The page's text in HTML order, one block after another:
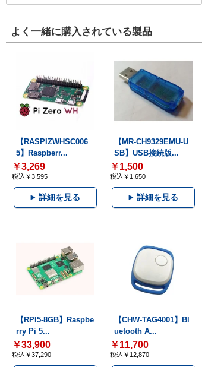
よく一緒に購入されている製品
【RASPIZWHSC006
5】Raspberr...
￥3,269
税込￥3,595
詳細を見る
【MR-CH9329EMU-U
SB】USB接続版...
￥1,500
税込￥1,650
詳細を見る
【RPI5-8GB】Raspbe
rry Pi 5...
￥33,900
税込￥37,290
【CHW-TAG4001】Bl
uetooth A...
￥11,700
税込￥12,870